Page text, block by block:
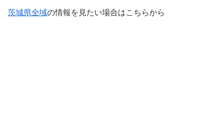
茨城県全域の情報を見たい場合はこちらから